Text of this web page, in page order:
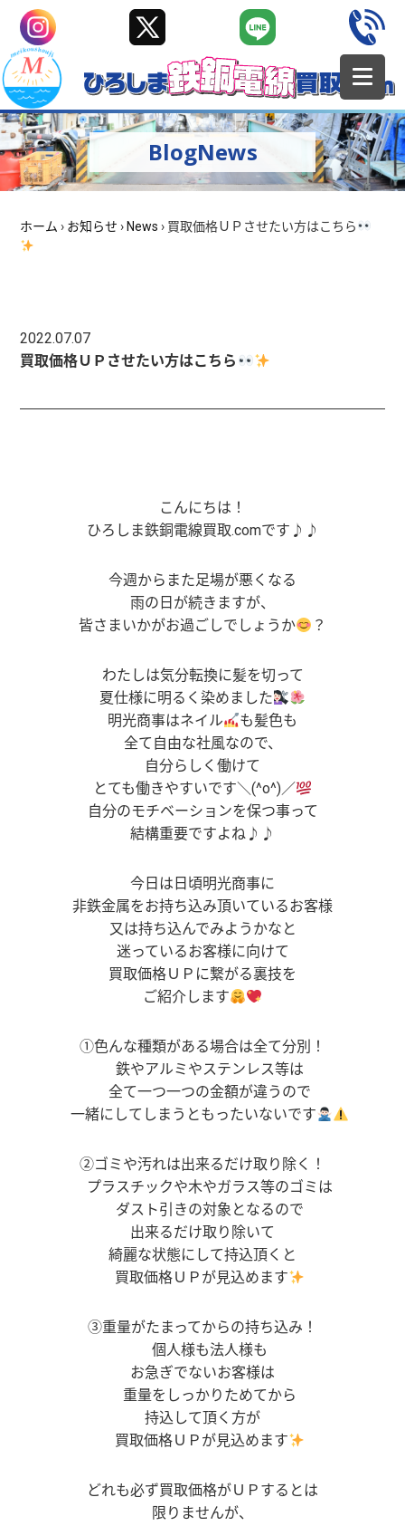
BlogNews
ホーム › お知らせ › News › 買取価格ＵＰさせたい方はこちら
2022.07.07
買取価格ＵＰさせたい方はこちら
こんにちは！
ひろしま鉄銅電線買取.comです♪♪
今週からまた足場が悪くなる
雨の日が続きますが、
皆さまいかがお過ごしでしょうか
？
わたしは気分転換に髪を切って
夏仕様に明るく染めました
明光商事はネイル
も髪色も
全て自由な社風なので、
自分らしく働けて
とても働きやすいです＼(^o^)／
自分のモチベーションを保つ事って
結構重要ですよね♪♪
今日は日頃明光商事に
非鉄金属をお持ち込み頂いているお客様
又は持ち込んでみようかなと
迷っているお客様に向けて
買取価格ＵＰに繋がる裏技を
ご紹介します
①色んな種類がある場合は全て分別！
鉄やアルミやステンレス等は
全て一つ一つの金額が違うので
一緒にしてしまうともったいないです
②ゴミや汚れは出来るだけ取り除く！
プラスチックや木やガラス等のゴミは
ダスト引きの対象となるので
出来るだけ取り除いて
綺麗な状態にして持込頂くと
買取価格ＵＰが見込めます
③重量がたまってからの持ち込み！
個人様も法人様も
お急ぎでないお客様は
重量をしっかりためてから
持込して頂く方が
買取価格ＵＰが見込めます
どれも必ず買取価格がＵＰするとは
限りませんが、